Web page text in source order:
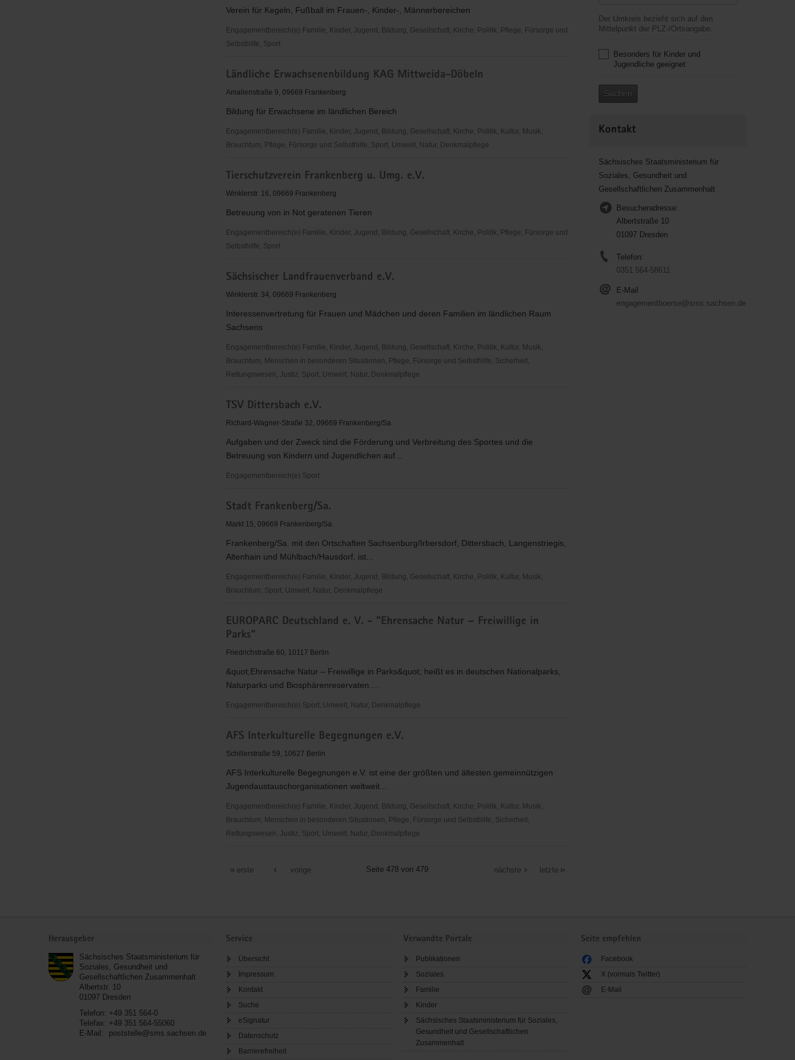
Verein für Kegeln, Fußball im Frauen-, Kinder-, Männerbereichen
Engagementbereich(e) Familie, Kinder, Jugend, Bildung, Gesellschaft, Kirche, Politik, Pflege, Fürsorge und
Selbsthilfe, Sport
Sachsenburg
e.V.
Ländliche Erwachsenenbildung KAG Mittweida-Döbeln
Amalienstraße 9, 09669 Frankenberg
Bildung für Erwachsene im ländlichen Bereich
Engagementbereich(e) Familie, Kinder, Jugend, Bildung, Gesellschaft, Kirche, Politik, Kultur, Musik,
Brauchtum, Pflege, Fürsorge und Selbsthilfe, Sport, Umwelt, Natur, Denkmalpflege
Erwachsenenbildung
KAG
Döbeln
Tierschutzverein Frankenberg u. Umg. e.V.
Winklerstr. 16, 09669 Frankenberg
Betreuung von in Not geratenen Tieren
Engagementbereich(e) Familie, Kinder, Jugend, Bildung, Gesellschaft, Kirche, Politik, Pflege, Fürsorge und
Selbsthilfe, Sport
Frankenberg
u.
e.V.
Sächsischer Landfrauenverband e.V.
Winklerstr. 34, 09669 Frankenberg
Interessenvertretung für Frauen und Mädchen und deren Familien im ländlichen Raum
Sachsens
Engagementbereich(e) Familie, Kinder, Jugend, Bildung, Gesellschaft, Kirche, Politik, Kultur, Musik,
Brauchtum, Menschen in besonderen Situationen, Pflege, Fürsorge und Selbsthilfe, Sicherheit,
Rettungswesen, Justiz, Sport, Umwelt, Natur, Denkmalpflege
Landfrauenverband
e.V.
TSV Dittersbach e.V.
Richard-Wagner-Straße 32, 09669 Frankenberg/Sa.
Aufgaben und der Zweck sind die Förderung und Verbreitung des Sportes und die
Betreuung von Kindern und Jugendlichen auf...
Engagementbereich(e) Sport
Dittersbach
e.V.
Stadt Frankenberg/Sa.
Markt 15, 09669 Frankenberg/Sa.
Frankenberg/Sa. mit den Ortschaften Sachsenburg/Irbersdorf, Dittersbach, Langenstriegis,
Altenhain und Mühlbach/Hausdorf, ist...
Engagementbereich(e) Familie, Kinder, Jugend, Bildung, Gesellschaft, Kirche, Politik, Kultur, Musik,
Brauchtum, Sport, Umwelt, Natur, Denkmalpflege
Frankenberg/Sa.
EUROPARC Deutschland e. V. - "Ehrensache Natur – Freiwillige in
Parks"
Friedrichstraße 60, 10117 Berlin
&quot;Ehrensache Natur – Freiwillige in Parks&quot; heißt es in deutschen Nationalparks,
Naturparks und Biosphärenreservaten....
Engagementbereich(e) Sport, Umwelt, Natur, Denkmalpflege
Deutschland
e.
-
"Ehrensache
Natur
–
Freiwillige
AFS Interkulturelle Begegnungen e.V.
Schillerstraße 59, 10627 Berlin
AFS Interkulturelle Begegnungen e.V. ist eine der größten und ältesten gemeinnützigen
Jugendaustauschorganisationen weltweit...
Engagementbereich(e) Familie, Kinder, Jugend, Bildung, Gesellschaft, Kirche, Politik, Kultur, Musik,
Brauchtum, Menschen in besonderen Situationen, Pflege, Fürsorge und Selbsthilfe, Sicherheit,
Rettungswesen, Justiz, Sport, Umwelt, Natur, Denkmalpflege
Interkulturelle
erste vorige Seite 478 von 479 nächste letzte
Der Umkreis bezieht sich auf den
Mittelpunkt der PLZ-/Ortsangabe.
Besonders für Kinder und
Jugendliche geeignet
Suchen
Kontakt
Sächsisches Staatsministerium für
Soziales, Gesundheit und
Gesellschaftlichen Zusammenhalt
Besucheradresse:
Albertstraße 10
01097 Dresden
Telefon:
0351 564-58611
E-Mail
engagementboerse@sms.sachsen.de
Herausgeber
Sächsisches Staatsministerium für
Soziales, Gesundheit und
Gesellschaftlichen Zusammenhalt
Albertstr. 10
01097 Dresden
Telefon: +49 351 564-0
Telefax: +49 351 564-55060
E-Mail:
poststelle@sms.sachsen.de
Service
Übersicht
Impressum
Kontakt
Suche
eSignatur
Datenschutz
Barrierefreiheit
Verwandte Portale
Publikationen
Soziales
Familie
Kinder
Sächsisches Staatsministerium für Soziales,
Gesundheit und Gesellschaftlichen
Zusammenhalt
Seite empfehlen
Facebook
X (vormals Twitter)
E-Mail